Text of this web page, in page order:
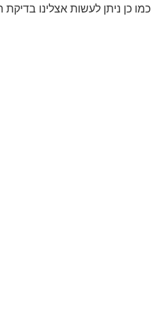
כמו כן ניתן לעשות אצלינו בדיקת